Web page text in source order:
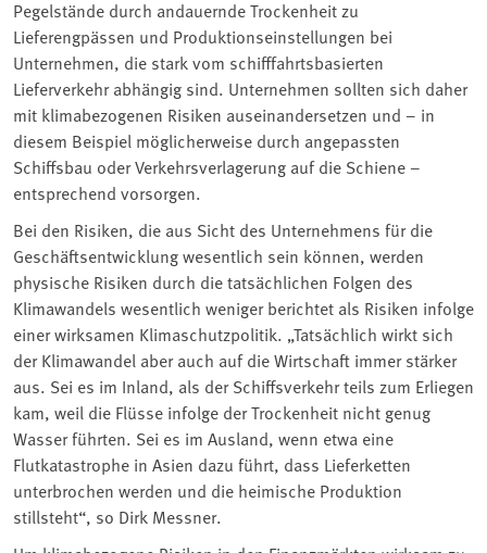
Pegelstände durch andauernde Trockenheit zu
Lieferengpässen und Produktionseinstellungen bei
Unternehmen, die stark vom schifffahrtsbasierten
Lieferverkehr abhängig sind. Unternehmen sollten sich daher
mit klimabezogenen Risiken auseinandersetzen und – in
diesem Beispiel möglicherweise durch angepassten
Schiffsbau oder Verkehrsverlagerung auf die Schiene –
entsprechend vorsorgen.
Bei den Risiken, die aus Sicht des Unternehmens für die
Geschäftsentwicklung wesentlich sein können, werden
physische Risiken durch die tatsächlichen Folgen des
Klimawandels wesentlich weniger berichtet als Risiken infolge
einer wirksamen Klimaschutzpolitik. „Tatsächlich wirkt sich
der Klimawandel aber auch auf die Wirtschaft immer stärker
aus. Sei es im Inland, als der Schiffsverkehr teils zum Erliegen
kam, weil die Flüsse infolge der Trockenheit nicht genug
Wasser führten. Sei es im Ausland, wenn etwa eine
Flutkatastrophe in Asien dazu führt, dass Lieferketten
unterbrochen werden und die heimische Produktion
stillsteht“, so Dirk Messner.